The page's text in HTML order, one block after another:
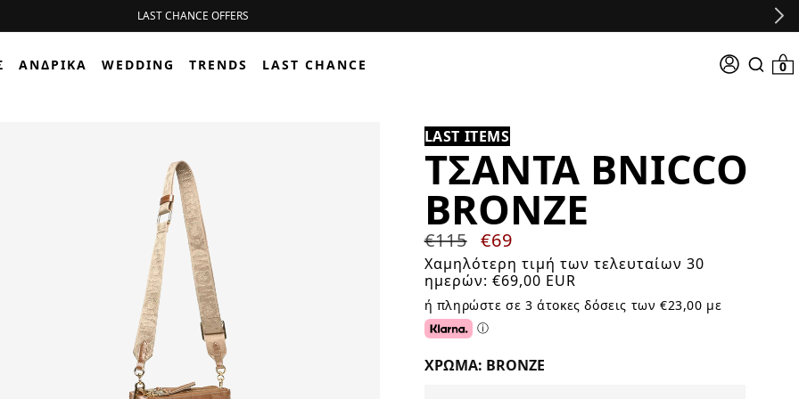
ΔΩΡΕΑΝ ΑΠΟΣΤΟΛΗ ΜΕ BOX NOW
ΑΝΔΡΙΚΆ WEDDING TRENDS LAST CHANCE Σύνδεση
Search
0
0
LAST ITEMS
ΤΣΆΝΤΑ BNICCO
BRONZE
Κανονική
τιμή
€115
Τιμή
προσφοράς
€69
Χαμηλότερη τιμή των τελευταίων 30
ημερών: €69,00 EUR
ή πληρώστε σε 3 άτοκες δόσεις των €23,00 με
ⓘ
ΧΡΏΜΑ: BRONZE